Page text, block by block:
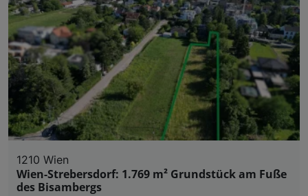
1210 Wien
Wien-Strebersdorf: 1.769 m² Grundstück am Fuße
des Bisambergs